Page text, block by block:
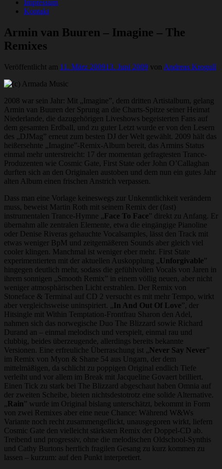
Impressum
Kontakt
Armin van Buuren – Imagine – The
Remixes
Veröffentlicht am 11. März 200913. Juni 2009 von Andreas Krogull
2008 war sein Jahr: Mit „Imagine”, dem dritten Artistalbum, gelang
Armin van Buuren der Sprung an die Charts-Spitze seiner Heimat
Niederlande, die dazugehörigen Liveshows begeisterten Fans auf
dem gesamten Erdball, und zu guter Letzt wurde er von den Lesern
des „DJMag” erneut zum besten DJ der Welt gewählt. 2009 hält das
heißersehnte „Imagine”-Remix-Album bereit, das Armins Status
einmal mehr unterstreicht: 17 der momentan gefragtesten Trance-
Produzenten wie Cosmic Gate, First State oder John O’Callaghan
durften sich an den Originalen austoben und dem nun ein gutes Jahr
alten Album einen frischen Anstrich verpassen.
Dass man eine Vorlage keineswegs zur Unkenntlichkeit verändern
muss, beweist Martin Roth mit seinem Remix der (fast)
instrumentalen Trance-Hymne „Face To Face” direkt zu Anfang. Er
übernahm alle zentralen Elemente, etwa die eingängige Pianoline
oder Denise Riveras gehauchte Vocalsamples, lässt den Track mit
etwas weniger BpM und zeitgemäßeren Sounds aber gleich viel
cooler klingen. Manchmal ist weniger eber mehr. First State
experimentierten mit der aktuellen Auskopplung „Unforgivable”
hingegen deutlich mehr, sodass die gefühlvollen Vocals von Jaren in
ihrem sonnigen „Smooth Remix” in einem völlig neuen, aber nicht
weniger atmosphärischen Licht erstrahlen. Der Remix von
Stoneface & Terminal auf CD 2 versucht es mit mehr Tempo, wirkt
aber vergleichsweise uninspiriert. „In And Out Of Love”, der
Hitsingle mit Within Temptation-Frontfrau Sharon den Adel,
nahmen sich das norwegische Duo The Blizzard sowie Richard
Durand an – einmal melodisch und verspielt, einmal rau und
clubbig, beides überzeugende, allerdings bereits bekannte
Versionen. Eine erfreuliche Überraschung ist „Never Say Never”
im Remix von Myon & Shane 54 aus Ungarn, der dem
mittelmäßigen, da schlicht zu poppigen Original endlich Tiefe
verleiht und vor allem im Break mit Jacqueline Govaert brilliert.
Einen Tick zu stark bei The Blizzard abgeschaut haben Omnia auf
der zweiten Scheibe, bieten nichtsdestotrotz eine solide Alternative.
„Rain” wurde im Original bislang unterschätzt, bekommt in Form
von zwei Remixes aber eine neue Chance: Während W&Ws
Variante noch recht zusammengeflickt, unausgegoren wirkt, liefern
Cosmic Gate den vielleicht stärksten Remix der Doppel-CD ab.
Treibend und progressiv, ohne die melodischen Oldschool-Synthis
und Cathy Burtons herrlich fragilen Gesang zu kurz kommen zu
lassen – kurzum: auf den Punkt interpretiert.